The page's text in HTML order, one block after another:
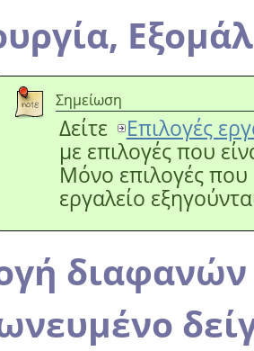
Σημείωση
Δείτε
Επιλογές
με επιλογές που
Μόνο επιλογές που
εργαλείο